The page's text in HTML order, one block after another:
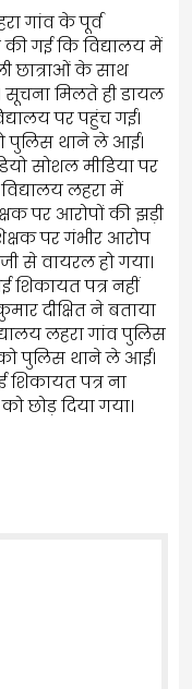
गांव के पूर्व
की गई कि विद्यालय में
छात्राओं के साथ
मिलते ही डायल
पर पहुंच गई।
पुलिस थाने ले आई।
सोशल मीडिया पर
लहरा में
पर आरोपों की झड़ी
पर गंभीर आरोप
से वायरल हो गया।
शिकायत पत्र नहीं
दीक्षित ने बताया
लहरा गांव पुलिस
पुलिस थाने ले आई।
पत्र ना
छोड़ दिया गया।